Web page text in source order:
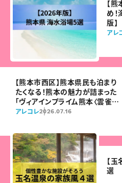
【
め
版】
アレ
【熊本市西区】熊本県民も泊まり
たくなる！熊本の魅力が詰まった
「ヴィアインプライム熊本〈雲雀の
湯〉」が7月22日オープン
アレコレ2026.07.16
【
選